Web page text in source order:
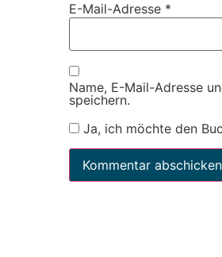
E-Mail-Adresse *
Name, E-Mail-Adresse
speichern.
Ja, ich möchte den